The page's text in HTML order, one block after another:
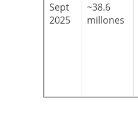
Sept
2025
~38.6
millones